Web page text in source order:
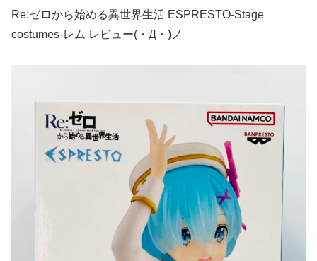
Re:ゼロから始める異世界生活 ESPRESTO-Stage
costumes-レム レビュー(・Д・)ノ